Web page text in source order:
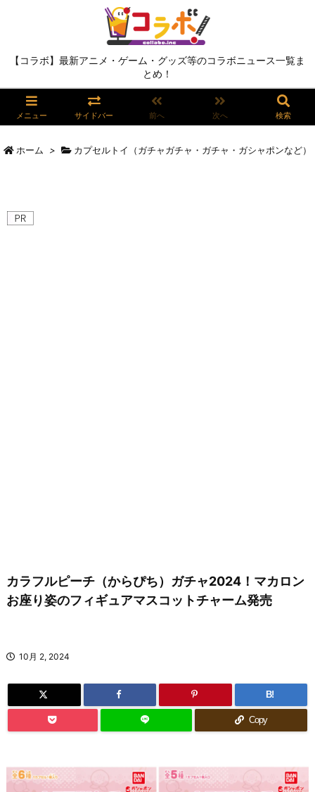
【コラボ】最新アニメ・ゲーム・グッズ等のコラボニュース一覧ま
とめ！
メニュー サイドバー 前へ 次へ 検索
ホーム > カプセルトイ（ガチャガチャ・ガチャ・ガシャポンなど）
カラフルピーチ（からぴち）ガチャ2024！マカロン
お座り姿のフィギュアマスコットチャーム発売
10月 2, 2024
B!
Copy